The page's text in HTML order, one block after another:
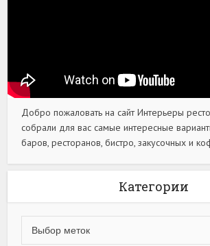
Добро пожаловать на сайт Интерьеры
собрали для вас самые интересные
баров, ресторанов, бистро, закусочных и
Категории